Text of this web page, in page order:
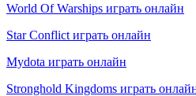
World Of Warships играть онлайн
Star Conflict играть онлайн
Mydota играть онлайн
Stronghold Kingdoms играть